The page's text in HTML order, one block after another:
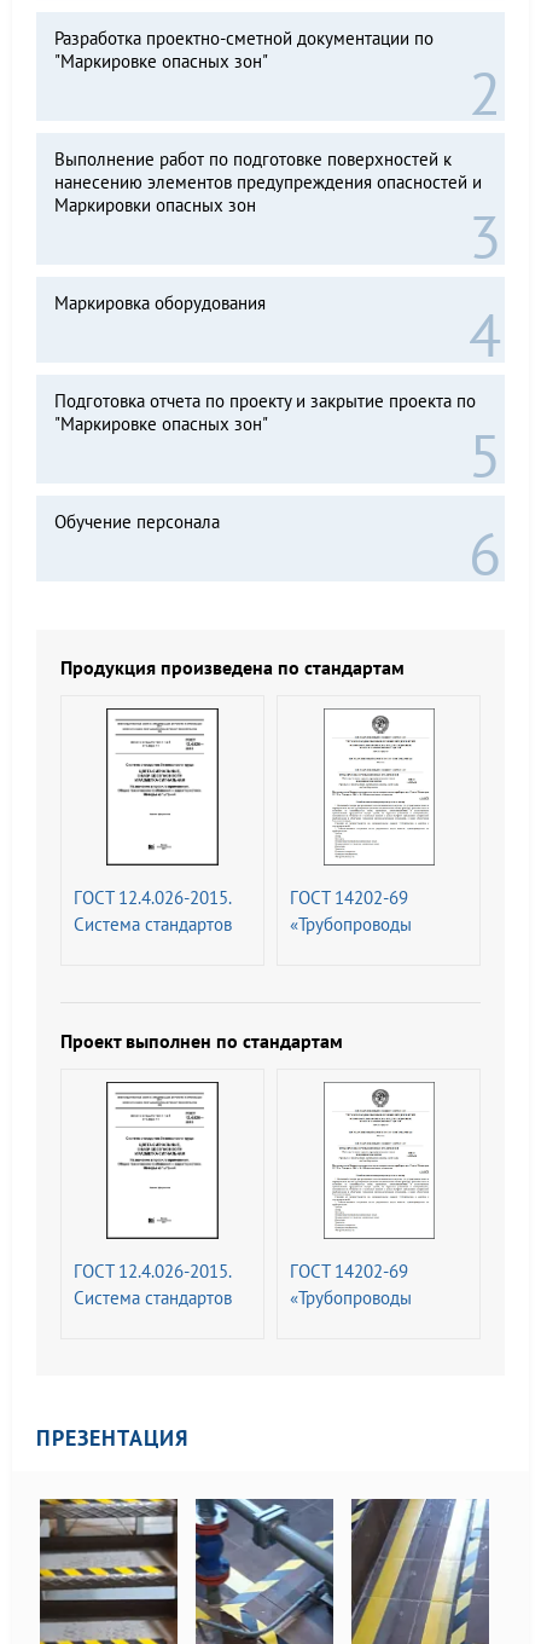
Разработка проектно-сметной документации по
"Маркировке опасных зон"
Выполнение работ по подготовке поверхностей к
нанесению элементов предупреждения опасностей и
Маркировки опасных зон
Маркировка оборудования
Подготовка отчета по проекту и закрытие проекта по
"Маркировке опасных зон"
Обучение персонала
Продукция произведена по стандартам
ГОСТ 12.4.026-2015.
Система стандартов
Назначение и правила
применения. Общие
технические
требования и
характеристики.
Методы испытаний
ГОСТ 14202-69
«Трубопроводы
предупреждающие
знаки и
маркировочные
Проект выполнен по стандартам
ГОСТ 12.4.026-2015.
Система стандартов
Назначение и правила
требования и
характеристики.
Методы испытаний
ГОСТ 14202-69
«Трубопроводы
щитки
ПРЕЗЕНТАЦИЯ